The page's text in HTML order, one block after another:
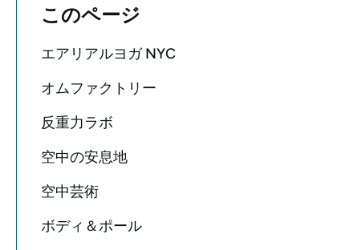
このページ
エアリアルヨガ NYC
オムファクトリー
反重力ラボ
空中の安息地
空中芸術
ボディ＆ポール